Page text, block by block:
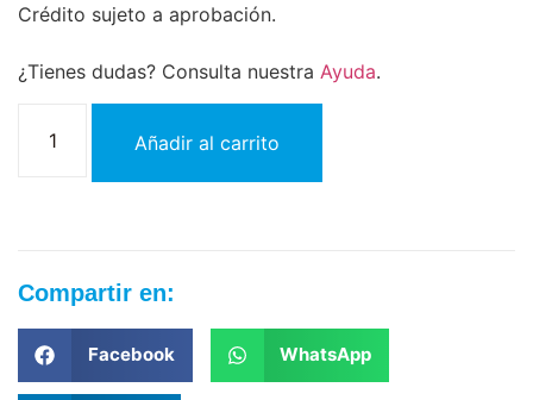
Crédito sujeto a aprobación.
¿Tienes dudas? Consulta nuestra Ayuda.
Añadir al carrito
Compartir en:
Facebook WhatsApp